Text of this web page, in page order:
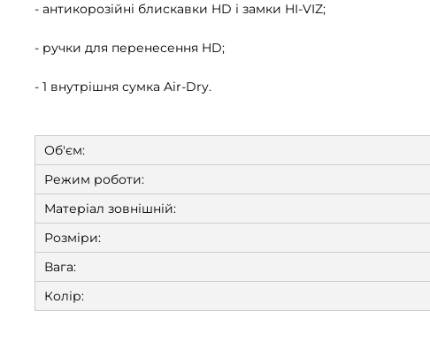
- антикорозійні блискавки HD і замки HI-VIZ;
- ручки для перенесення HD;
- 1 внутрішня сумка Air-Dry.
Об'єм:
Режим роботи:
Матеріал зовнішній:
Розміри:
Вага:
Колір: